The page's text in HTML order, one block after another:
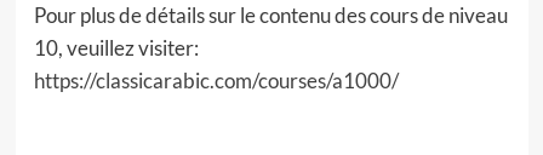
Pour plus de détails sur le contenu des cours de niveau
10, veuillez visiter:
https://classicarabic.com/courses/a1000/